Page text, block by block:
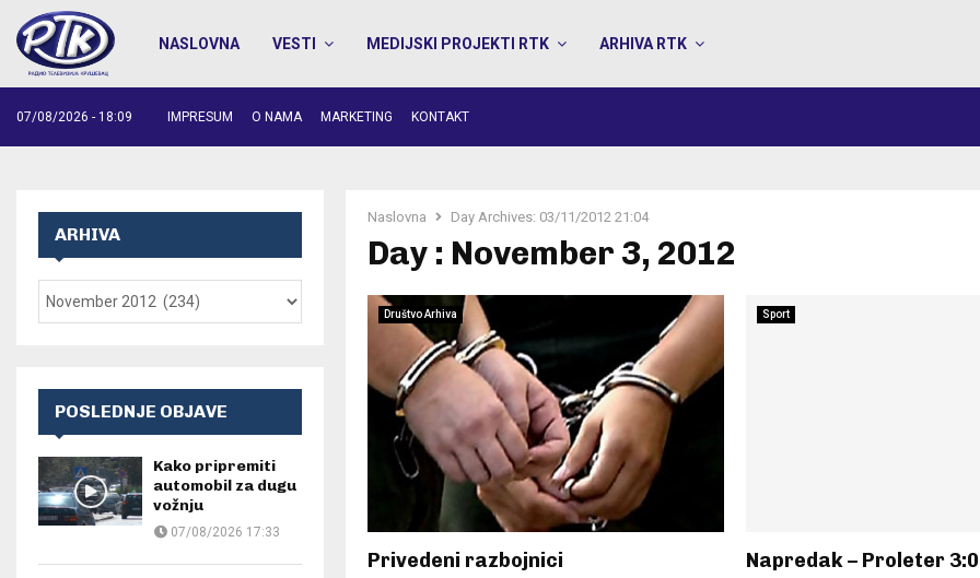
NASLOVNA VESTI MEDIJSKI PROJEKTI RTK ARHIVA RTK
07/08/2026 - 18:09 IMPRESUM O NAMA MARKETING KONTAKT
Naslovna Day Archives: 03/11/2012 21:04
Day : November 3, 2012
Društvo Arhiva
Privedeni razbojnici
Sport
Napredak – Proleter 3:0
ARHIVA
POSLEDNJE OBJAVE
Kako pripremiti
automobil za dugu
vožnju
07/08/2026 17:33